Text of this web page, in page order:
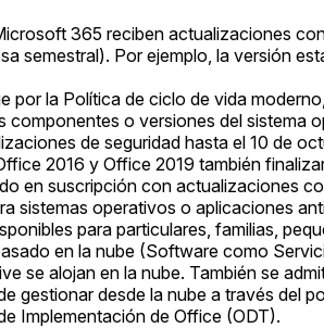
365 reciben actualizaciones
semestral). Por ejemplo, la versión
por la Política de ciclo de vida
o versiones del
de seguridad hasta el 10 de
2016 y Office 2019 también
en suscripción con actualizaciones
sistemas operativos o aplicaciones
para particulares, familias,
en la nube (Software como
se alojan en la nube. También se
gestionar desde la nube a través
Implementación de Office (ODT).